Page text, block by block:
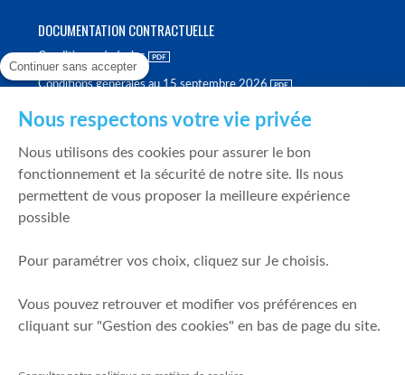
DOCUMENTATION CONTRACTUELLE
Conditions générales
Conditions générales au 15 septembre 2026
Politique de meilleure sélection
Politique de durabilité
Fonds de garantie des dépôts et de résolution
Mentions légales
Prévention de la fraude
Continuer sans accepter
Nous respectons votre vie privée
Nous utilisons des cookies pour assurer le bon
fonctionnement et la sécurité de notre site. Ils nous
permettent de vous proposer la meilleure expérience
possible
Pour paramétrer vos choix, cliquez sur Je choisis.
Vous pouvez retrouver et modifier vos préférences en
cliquant sur "Gestion des cookies" en bas de page du site.